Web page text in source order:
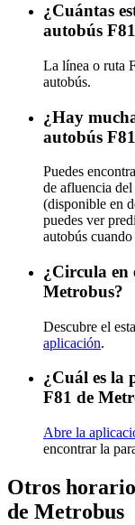
¿Cuántas
autobús
La línea o ruta
autobús.
¿Hay
autobús
Puedes
de afluencia
(disponible en
puedes ver
autobús
¿Circula en
Metrobus?
Descubre el
aplicación.
¿Cuál es la
F81 de
Abre la
encontrar la
Otros
de Metrobus